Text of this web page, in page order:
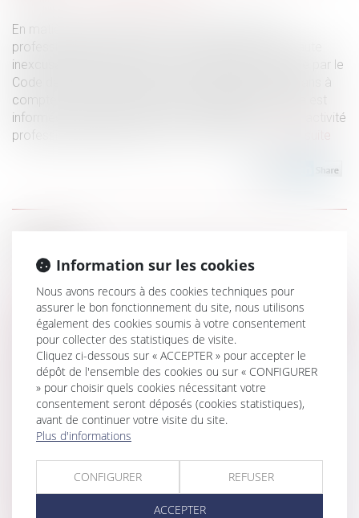
En matière d’accidents du travail et de maladies
professionnelles, l’action en reconnaissance de la faute
inexcusable de l’employeur est strictement encadrée par le
Code de la Sécurité sociale, et se prescrit par deux ans à
compter, notamment, de la date à laquelle la victime est
informée du lien possible entre sa pathologie et son activité
professionnelle (articles L 431-2 et L 461-1)...
Canicule : qui peut recourir au chômage intempéries ?
Jours de fractionnement : la renonciation n’est pas
automatique si c’est le salarié qui décide du fractionnement
Récompense due à la communauté : point de départ des
intérêts en cas d’aliénation d’un bien propre
Chômage-intempéries dans le BTP : les taux de
cotisations sont dévoilés
Surendettement : passé le délai, plus de contestation
possible des créances non visées
direction de l'entreprise et préservent l'emploi après une
procédure de sauvegarde
Information sur les cookies
Nous avons recours à des cookies techniques pour
assurer le bon fonctionnement du site, nous utilisons
également des cookies soumis à votre consentement
pour collecter des statistiques de visite.
Cliquez ci-dessous sur « ACCEPTER » pour accepter le
dépôt de l'ensemble des cookies ou sur « CONFIGURER
» pour choisir quels cookies nécessitant votre
consentement seront déposés (cookies statistiques),
avant de continuer votre visite du site.
Plus d'informations
CONFIGURER REFUSER
ACCEPTER